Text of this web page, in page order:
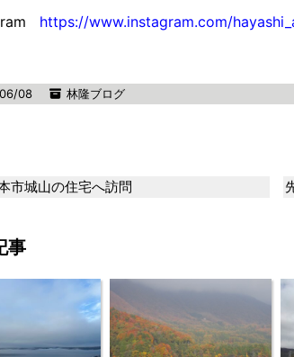
https://www.instagram.com/
08 林隆ブログ
市城山の住宅へ訪問
事